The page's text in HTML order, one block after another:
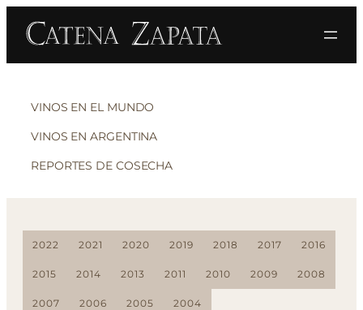
VINOS EN EL MUNDO
VINOS EN ARGENTINA
REPORTES DE COSECHA
2022 2021 2020 2019 2018 2017 2016
2015 2014 2013 2011 2010 2009 2008
2007 2006 2005 2004